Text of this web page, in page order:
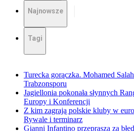
Najnowsze
Tagi
Turecka gorączka. Mohamed
Trabzonsporu
Jagiellonia pokonała słynnych
Europy i Konferencji
Z kim zagrają polskie kluby w
Rywale i terminarz
Gianni Infantino przeprasza za